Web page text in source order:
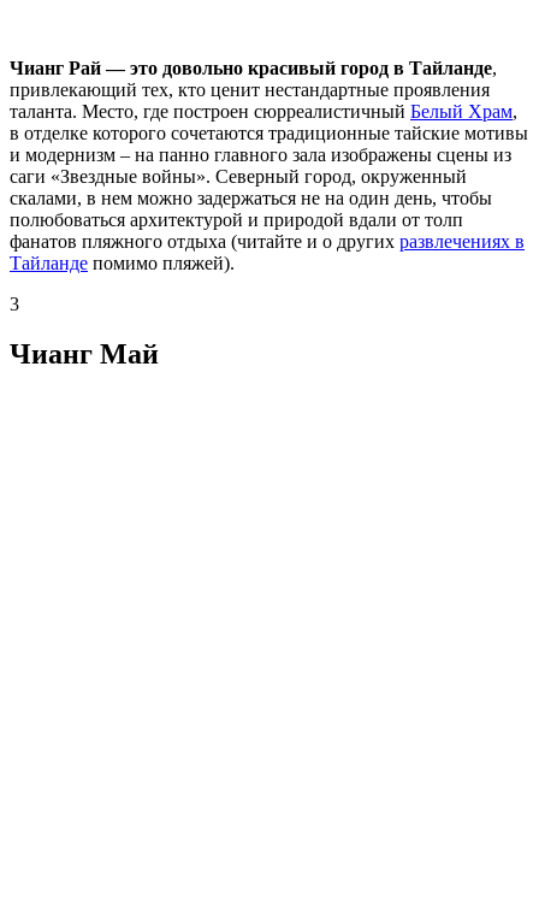
Чианг Рай — это довольно красивый город в Тайланде,
привлекающий тех, кто ценит нестандартные проявления
таланта. Место, где построен сюрреалистичный Белый Храм,
в отделке которого сочетаются традиционные тайские мотивы
и модернизм – на панно главного зала изображены сцены из
саги «Звездные войны». Северный город, окруженный
скалами, в нем можно задержаться не на один день, чтобы
полюбоваться архитектурой и природой вдали от толп
фанатов пляжного отдыха (читайте и о других развлечениях в
Тайланде помимо пляжей).
3
Чианг Май